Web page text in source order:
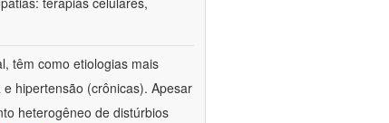
têm como etiologias mais
hipertensão (crônicas). Apesar
heterogêneo de distúrbios